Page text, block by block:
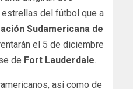
del fútbol que a
Sudamericana de
el 5 de diciembre
de Fort Lauderdale.
así como de